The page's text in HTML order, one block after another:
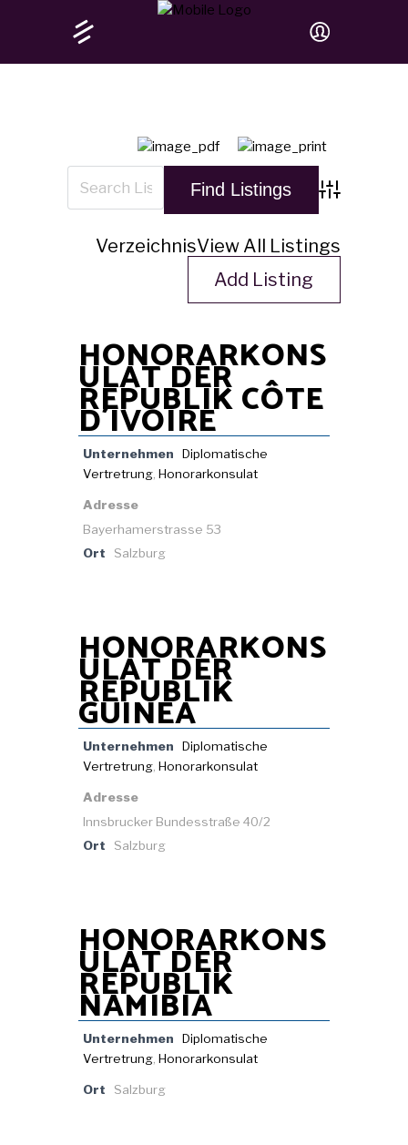
Advanced
VerzeichnisView All Listings
Add Listing
HONORARKONS
ULAT DER
REPUBLIK CÔTE
D´IVOIRE
Unternehmen
Diplomatische
Vertretrung, Honorarkonsulat
Adresse
Bayerhamerstrasse 53
Ort
Salzburg
HONORARKONS
ULAT DER
REPUBLIK
GUINEA
Unternehmen
Diplomatische
Vertretrung, Honorarkonsulat
Adresse
Innsbrucker Bundesstraße 40/2
Ort
Salzburg
HONORARKONS
ULAT DER
REPUBLIK
NAMIBIA
Unternehmen
Diplomatische
Vertretrung, Honorarkonsulat
Ort Salzburg